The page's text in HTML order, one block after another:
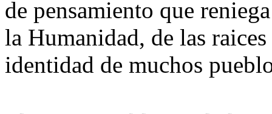
de pensamiento que
la Humanidad, de las
identidad de muchos